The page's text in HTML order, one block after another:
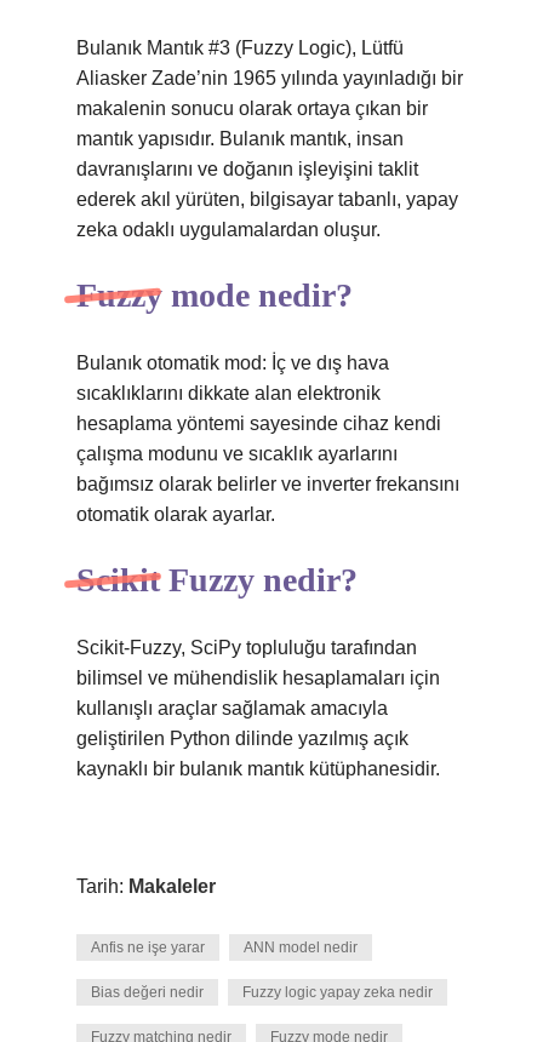
Bulanık Mantık #3 (Fuzzy Logic), Lütfü
Aliasker Zade’nin 1965 yılında yayınladığı bir
makalenin sonucu olarak ortaya çıkan bir
mantık yapısıdır. Bulanık mantık, insan
davranışlarını ve doğanın işleyişini taklit
ederek akıl yürüten, bilgisayar tabanlı, yapay
zeka odaklı uygulamalardan oluşur.
Fuzzy mode nedir?
Bulanık otomatik mod: İç ve dış hava
sıcaklıklarını dikkate alan elektronik
hesaplama yöntemi sayesinde cihaz kendi
çalışma modunu ve sıcaklık ayarlarını
bağımsız olarak belirler ve inverter frekansını
otomatik olarak ayarlar.
Scikit Fuzzy nedir?
Scikit-Fuzzy, SciPy topluluğu tarafından
bilimsel ve mühendislik hesaplamaları için
kullanışlı araçlar sağlamak amacıyla
geliştirilen Python dilinde yazılmış açık
kaynaklı bir bulanık mantık kütüphanesidir.
Tarih: Makaleler
Anfis ne işe yarar ANN model nedir
Bias değeri nedir Fuzzy logic yapay zeka nedir
Fuzzy matching nedir Fuzzy mode nedir